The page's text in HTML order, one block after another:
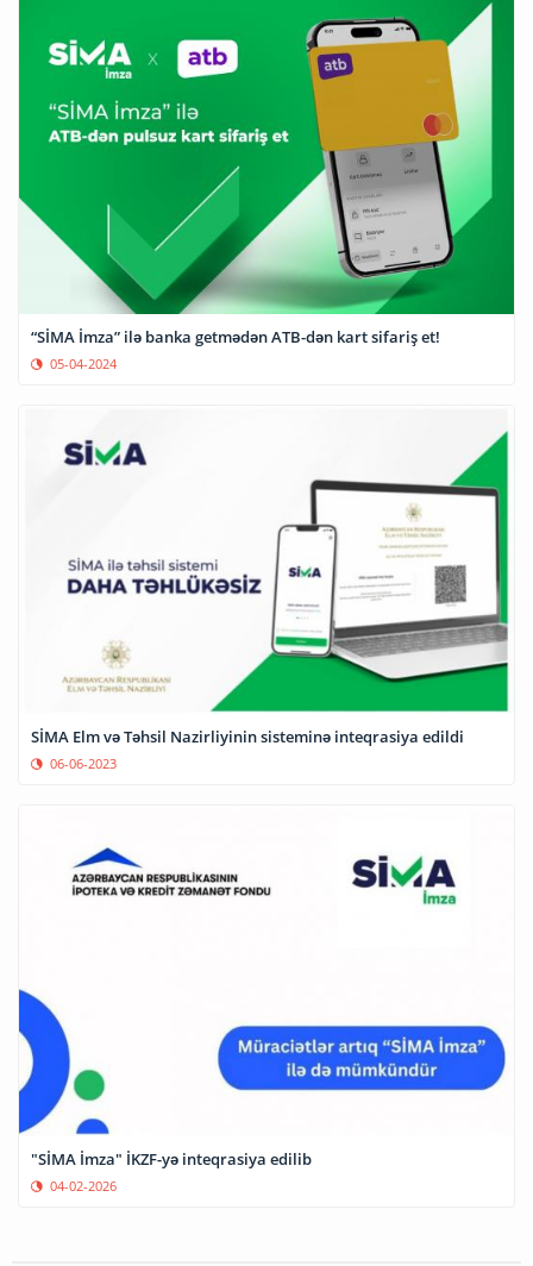
“SİMA İmza” ilə banka getmədən ATB-dən kart sifariş et!
05-04-2024
SİMA Elm və Təhsil Nazirliyinin sisteminə inteqrasiya edildi
06-06-2023
"SİMA İmza" İKZF-yə inteqrasiya edilib
04-02-2026